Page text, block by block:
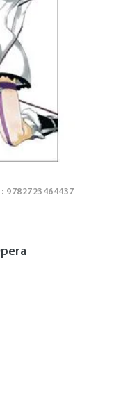
: 9782723464437